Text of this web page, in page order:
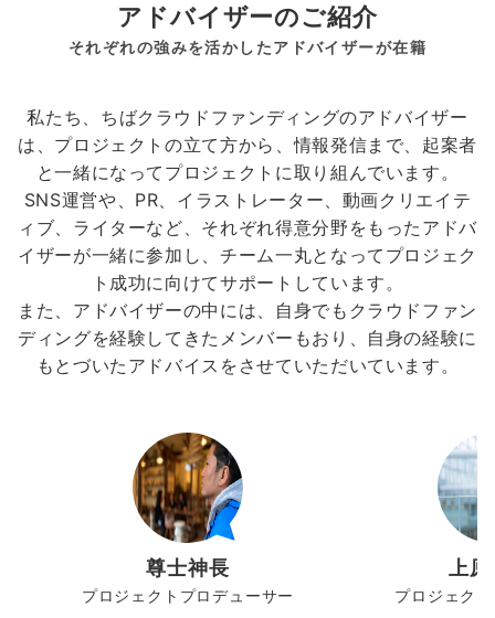
アドバイザーのご紹介
それぞれの強みを活かしたアドバイザーが在籍
私たち、ちばクラウドファンディングのアドバイザー
は、プロジェクトの立て方から、情報発信まで、起案者
と一緒になってプロジェクトに取り組んでいます。
SNS運営や、PR、イラストレーター、動画クリエイテ
ィブ、ライターなど、それぞれ得意分野をもったアドバ
イザーが一緒に参加し、チーム一丸となってプロジェク
ト成功に向けてサポートしています。
また、アドバイザーの中には、自身でもクラウドファン
ディングを経験してきたメンバーもおり、自身の経験に
もとづいたアドバイスをさせていただいています。
尊士神長
プロジェクトプロデューサー
上
プロジェク